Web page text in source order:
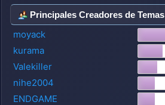
Principales Creadores de Temas
moyack
kurama
Valekiller
nihe2004
ENDGAME